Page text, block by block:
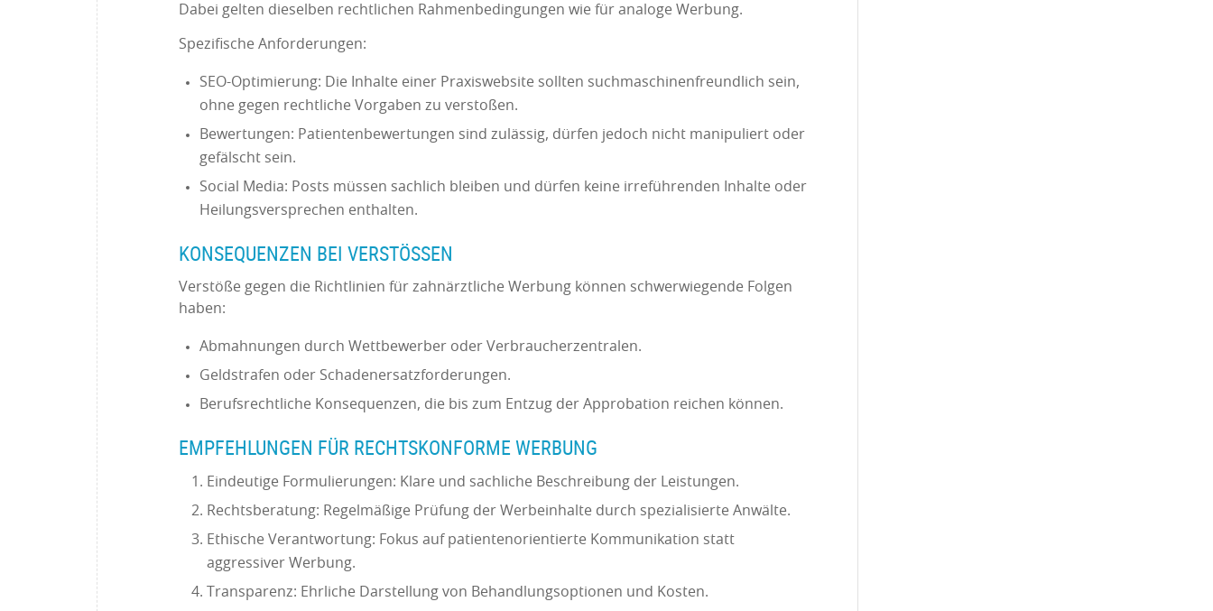
Dabei gelten dieselben rechtlichen Rahmenbedingungen wie für analoge Werbung.
Spezifische Anforderungen:
SEO-Optimierung: Die Inhalte einer Praxiswebsite sollten suchmaschinenfreundlich sein,
ohne gegen rechtliche Vorgaben zu verstoßen.
Bewertungen: Patientenbewertungen sind zulässig, dürfen jedoch nicht manipuliert oder
gefälscht sein.
Social Media: Posts müssen sachlich bleiben und dürfen keine irreführenden Inhalte oder
Heilungsversprechen enthalten.
KONSEQUENZEN BEI VERSTÖSSEN
Verstöße gegen die Richtlinien für zahnärztliche Werbung können schwerwiegende Folgen
haben:
Abmahnungen durch Wettbewerber oder Verbraucherzentralen.
Geldstrafen oder Schadenersatzforderungen.
Berufsrechtliche Konsequenzen, die bis zum Entzug der Approbation reichen können.
EMPFEHLUNGEN FÜR RECHTSKONFORME WERBUNG
Eindeutige Formulierungen: Klare und sachliche Beschreibung der Leistungen.
Rechtsberatung: Regelmäßige Prüfung der Werbeinhalte durch spezialisierte Anwälte.
Ethische Verantwortung: Fokus auf patientenorientierte Kommunikation statt
aggressiver Werbung.
Transparenz: Ehrliche Darstellung von Behandlungsoptionen und Kosten.